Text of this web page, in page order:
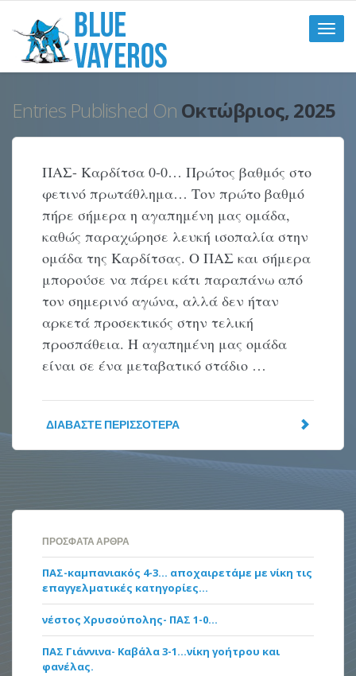
Toggle
Entries Published On Οκτώβριος, 2025
ΠΑΣ- Καρδίτσα 0-0… Πρώτος βαθμός στο
φετινό πρωτάθλημα… Τον πρώτο βαθμό
πήρε σήμερα η αγαπημένη μας ομάδα,
καθώς παραχώρησε λευκή ισοπαλία στην
ομάδα της Καρδίτσας. Ο ΠΑΣ και σήμερα
μπορούσε να πάρει κάτι παραπάνω από
τον σημερινό αγώνα, αλλά δεν ήταν
αρκετά προσεκτικός στην τελική
προσπάθεια. Η αγαπημένη μας ομάδα
είναι σε ένα μεταβατικό στάδιο …
ΔΙΑΒΆΣΤΕ ΠΕΡΙΣΣΌΤΕΡΑ
ΠΡΌΣΦΑΤΑ ΆΡΘΡΑ
ΠΑΣ-καμπανιακός 4-3… αποχαιρετάμε με νίκη τις
επαγγελματικές κατηγορίες…
νέστος Χρυσούπολης- ΠΑΣ 1-0…
ΠΑΣ Γιάννινα- Καβάλα 3-1…νίκη γοήτρου και
φανέλας.